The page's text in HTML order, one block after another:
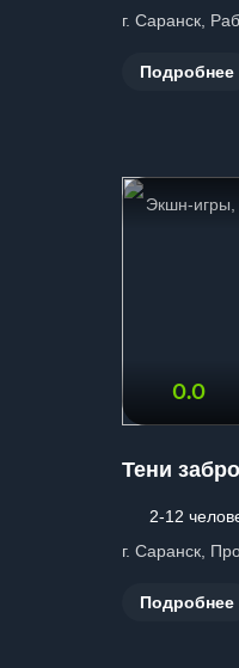
г. Саранск,
Подробнее
Экшн-игры,
0.0
Тени
2-12
г. Саранск,
Подробнее